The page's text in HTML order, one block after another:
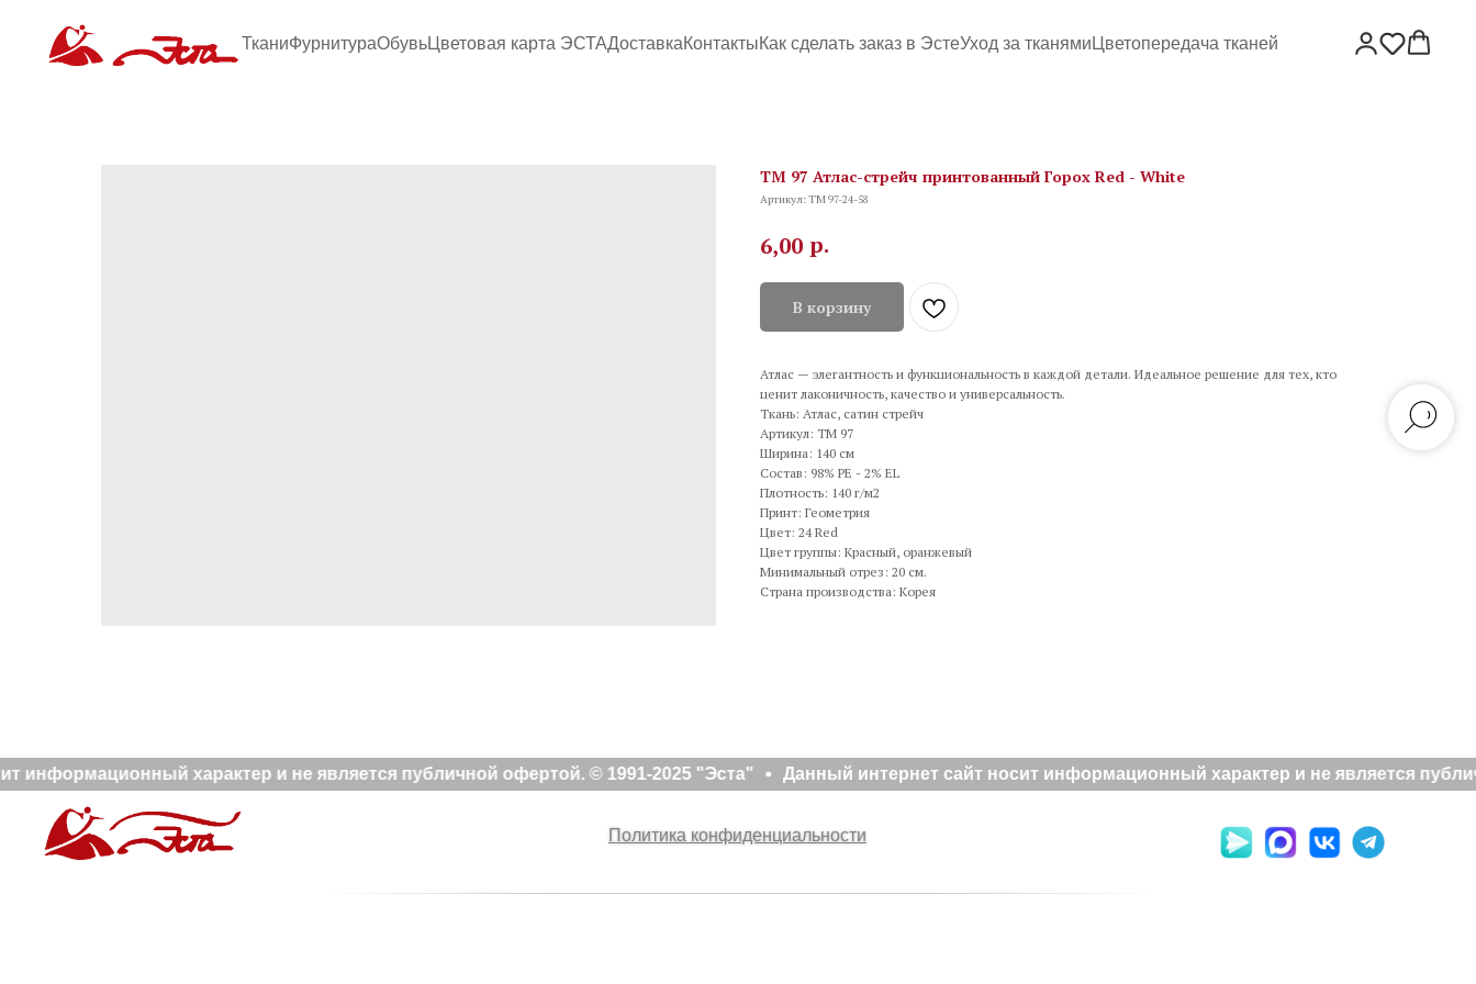
ТканиФурнитураОбувьЦветовая карта ЭСТАДоставкаКонтактыКак сделать заказ в ЭстеУход за тканями Цветопередача тканей
TM 97 Атлас-стрейч принтованный Горох Red - White
Артикул:TM 97-24-58
6,00 р.
В корзину
Атлас — элегантность и функциональность в каждой детали. Идеальное решение для тех, кто
ценит лаконичность, качество и универсальность.
Ткань: Атлас, сатин стрейч
Артикул: TM 97
Ширина: 140 см
Состав: 98% PE - 2% EL
Плотность: 140 г/м2
Принт: Геометрия
Цвет: 24 Red
Цвет группы: Красный, оранжевый
Минимальный отрез: 20 см.
Страна производства: Корея
информационный характер и не является публичной офертой. © 1991-2025 "Эста" Данный интернет сайт носит информационный характер и не является
Политика конфиденциальности